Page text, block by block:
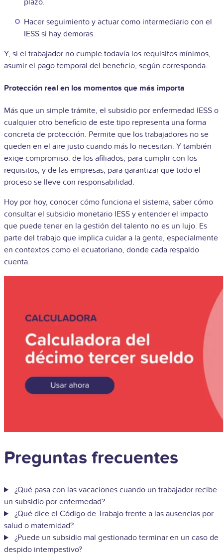
Hacer seguimiento y actuar como intermediario con el
IESS si hay demoras.
Y, si el trabajador no cumple todavía los requisitos mínimos,
asumir el pago temporal del beneficio, según corresponda.
Protección real en los momentos que más importa
Más que un simple trámite, el subsidio por enfermedad IESS o
cualquier otro beneficio de este tipo representa una forma
concreta de protección. Permite que los trabajadores no se
queden en el aire justo cuando más lo necesitan. Y también
exige compromiso: de los afiliados, para cumplir con los
requisitos, y de las empresas, para garantizar que todo el
proceso se lleve con responsabilidad.
Hoy por hoy, conocer cómo funciona el sistema, saber cómo
consultar el subsidio monetario IESS y entender el impacto
que puede tener en la gestión del talento no es un lujo. Es
parte del trabajo que implica cuidar a la gente, especialmente
en contextos como el ecuatoriano, donde cada respaldo
cuenta.
Preguntas frecuentes
¿Qué pasa con las vacaciones cuando un trabajador recibe
un subsidio por enfermedad?
¿Qué dice el Código de Trabajo frente a las ausencias por
salud o maternidad?
¿Puede un subsidio mal gestionado terminar en un caso de
despido intempestivo?